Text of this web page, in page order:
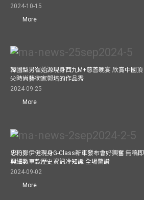
2024-10-15
More
韓國型男崔始源現身西九M+慈善晚宴 欣賞中國頂
尖時尚藝術家郭培的作品秀
2024-09-25
More
忠粉鄭伊健現身G-Class新車發布會好興奮 無稿即
興細數車款歷史資訊冷知識 全場驚讚
2024-09-02
More